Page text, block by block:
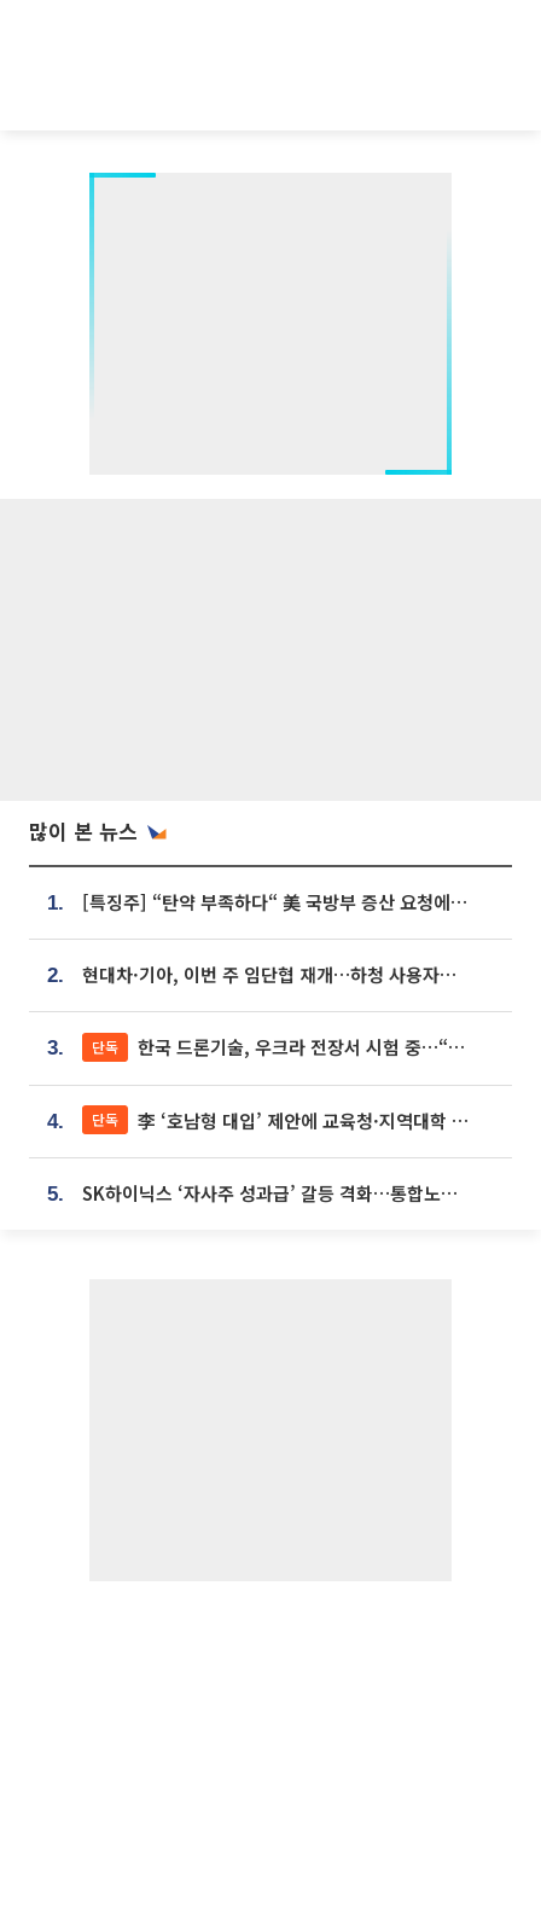
많이 본 뉴스
1. [특징주] “탄약 부족하다“ 美 국방부 증산 요청에⋯국내 방산주 급등세
2. 현대차·기아, 이번 주 임단협 재개…하청 사용자성 재심도 ‘변수’
3. 단독 한국 드론기술, 우크라 전장서 시험 중…“스타트업 여러 곳 참여”
4. 단독 李 ‘호남형 대입’ 제안에 교육청·지역대학 서·논술형 입시 연계 '착수'
5. SK하이닉스 ‘자사주 성과급’ 갈등 격화…통합노조 출범 움직임